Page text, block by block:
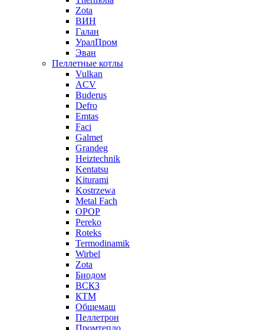
Zota
ВИН
Галан
УралПром
Эван
Пеллетные котлы
Vulkan
ACV
Buderus
Defro
Emtas
Faci
Galmet
Grandeg
Heiztechnik
Kentatsu
Kiturami
Kostrzewa
Metal Fach
OPOP
Pereko
Roteks
Termodinamik
Wirbel
Zota
Биодом
ВСКЗ
КТМ
Общемаш
Пеллетрон
Промтепло